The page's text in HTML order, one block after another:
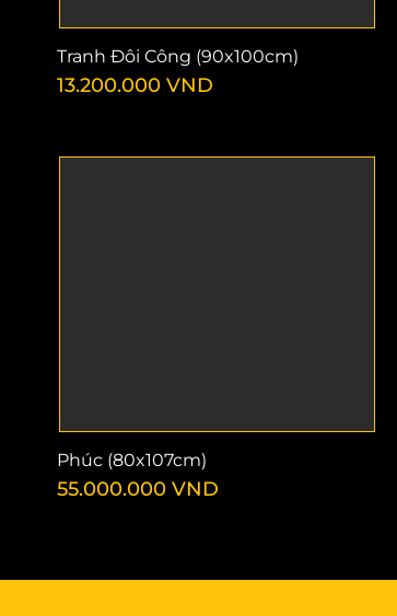
Tranh Đôi Công (90x100cm)
13.200.000 VND
Phúc (80x107cm)
55.000.000 VND